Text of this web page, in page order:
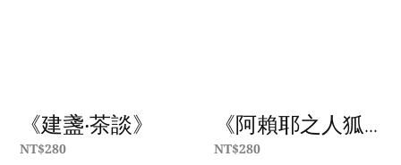
《建盞‧茶談》
NT$280
《阿賴耶之人狐...
NT$280